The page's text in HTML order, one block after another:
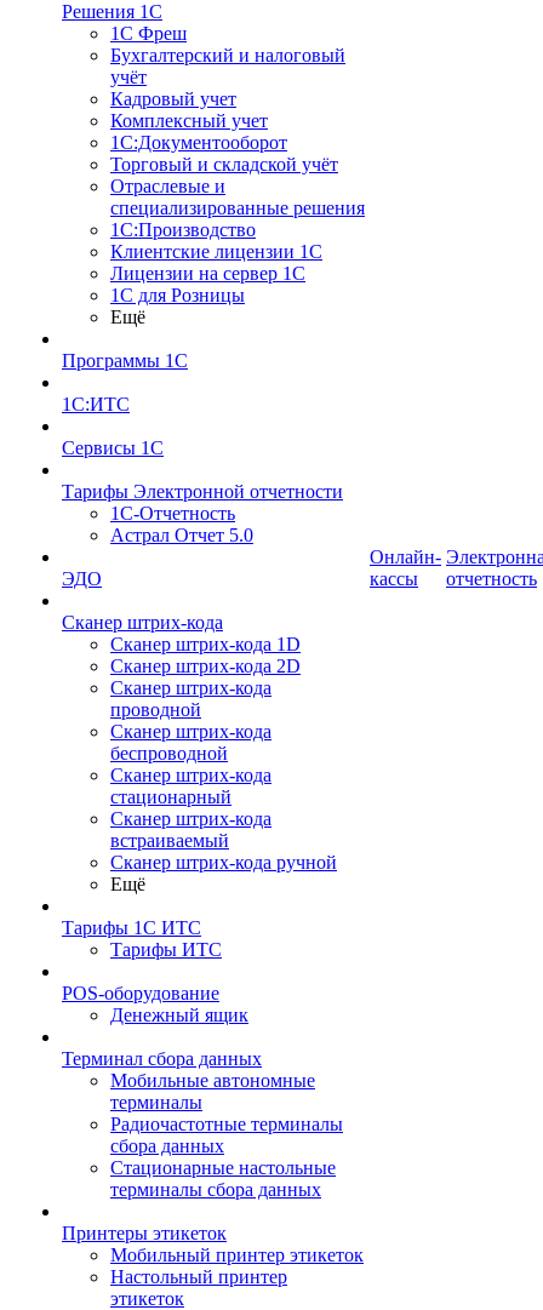
Решения 1С
1С Фреш
Бухгалтерский и налоговый
учёт
Кадровый учет
Комплексный учет
1С:Документооборот
Торговый и складской учёт
Отраслевые и
специализированные решения
1С:Производство
Клиентские лицензии 1С
Лицензии на сервер 1С
1С для Розницы
Ещё
Программы 1С
1С:ИТС
Сервисы 1С
Тарифы Электронной отчетности
1С-Отчетность
Астрал Отчет 5.0
ЭДО
Сканер штрих-кода
Сканер штрих-кода 1D
Сканер штрих-кода 2D
Сканер штрих-кода
проводной
Сканер штрих-кода
беспроводной
Сканер штрих-кода
стационарный
Сканер штрих-кода
встраиваемый
Сканер штрих-кода ручной
Ещё
Тарифы 1С ИТС
Тарифы ИТС
POS-оборудование
Денежный ящик
Терминал сбора данных
Мобильные автономные
терминалы
Радиочастотные терминалы
сбора данных
Стационарные настольные
терминалы сбора данных
Принтеры этикеток
Мобильный принтер этикеток
Настольный принтер
этикеток
Онлайн-
кассы
отчетность